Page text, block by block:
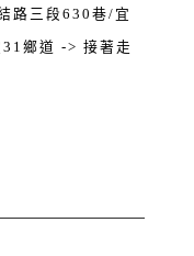
路三段630巷/宜
鄉道 -> 接著走